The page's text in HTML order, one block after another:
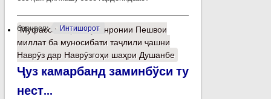
барчасп: Интишорот
Муфассалтаро Суханронии Пешвои
миллат ба муносибати таҷлили ҷашни
Наврӯз дар Наврӯзгоҳи шаҳри Душанбе
Ҷуз камарбанд заминбўси ту
нест...